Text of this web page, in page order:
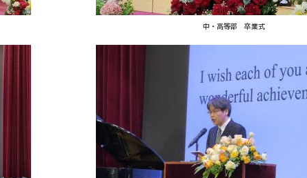
中・高等部 卒業式